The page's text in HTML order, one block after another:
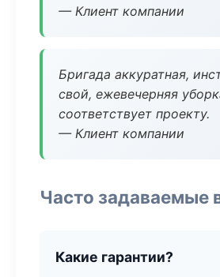
— Клиент компании
Бригада аккуратная,
свой, ежевечерняя
соответствует проекту.
— Клиент компании
Часто задаваемые
Какие гарантии?